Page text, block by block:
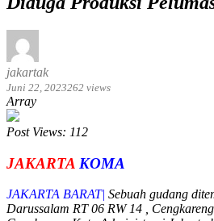
jakartak
Juni 22, 2023262 views
Array
Post Views: 112
JAKARTA KOMA
JAKARTA BARAT| Sebuah gudang
Darussalam RT 06 RW 14 ,